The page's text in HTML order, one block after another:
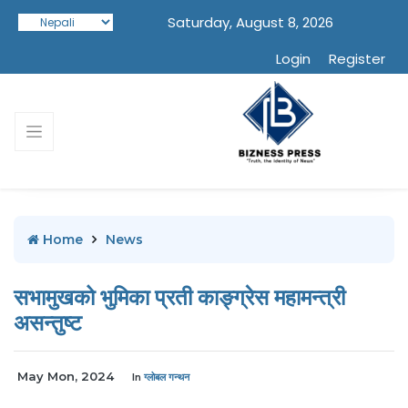
Saturday, August 8, 2026
Login
Register
Home News
सभामुखको भुमिका प्रती काङ्ग्रेस महामन्त्री
असन्तुष्ट
May Mon, 2024 In ग्लोबल गन्थन